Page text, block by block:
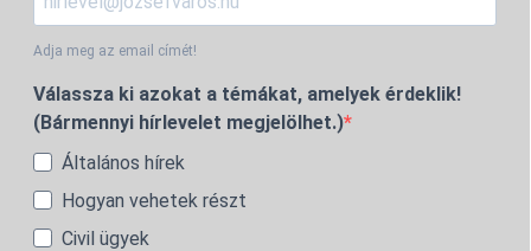
Adja meg az email címét!
Válassza ki azokat a témákat, amelyek érdeklik!
(Bármennyi hírlevelet megjelölhet.)
Általános hírek
Hogyan vehetek részt
Civil ügyek